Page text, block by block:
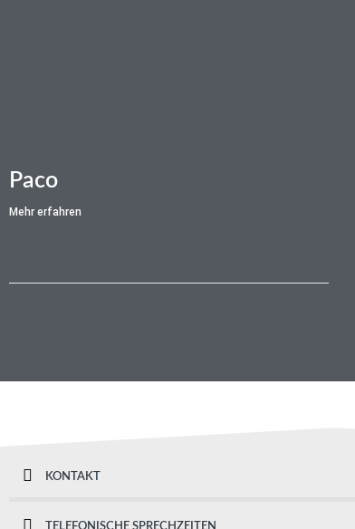
Paco
Mehr erfahren
KONTAKT
TELEFONISCHE SPRECHZEITEN